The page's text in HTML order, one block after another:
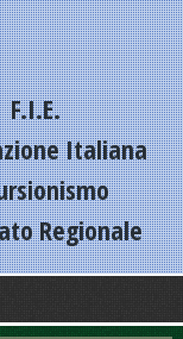
F.I.E.
Italiana
Regionale
Liguria